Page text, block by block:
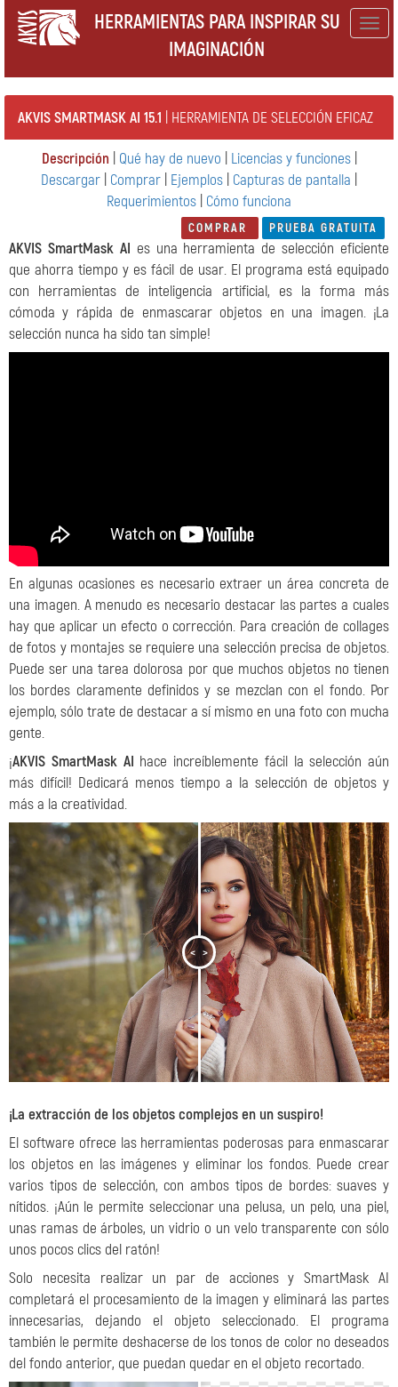
HERRAMIENTAS PARA INSPIRAR SU
IMAGINACIÓN
AKVIS SMARTMASK AI 15.1 | HERRAMIENTA DE SELECCIÓN EFICAZ
Descripción Qué hay de nuevo Licencias y funciones|
Descargar Comprar Ejemplos Capturas de pantalla
Requerimientos Cómo funciona
COMPRAR PRUEBA GRATUITA
AKVIS SmartMask AI es una herramienta de selección eficiente
que ahorra tiempo y es fácil de usar. El programa está equipado
con herramientas de inteligencia artificial, es la forma más
cómoda y rápida de enmascarar objetos en una imagen. ¡La
selección nunca ha sido tan simple!
En algunas ocasiones es necesario extraer un área concreta de
una imagen. A menudo es necesario destacar las partes a cuales
hay que aplicar un efecto o corrección. Para creación de collages
de fotos y montajes se requiere una selección precisa de objetos.
Puede ser una tarea dolorosa por que muchos objetos no tienen
los bordes claramente definidos y se mezclan con el fondo. Por
ejemplo, sólo trate de destacar a sí mismo en una foto con mucha
gente.
¡AKVIS SmartMask AI hace increíblemente fácil la selección aún
más difícil! Dedicará menos tiempo a la selección de objetos y
más a la creatividad.
< >
¡La extracción de los objetos complejos en un suspiro!
El software ofrece las herramientas poderosas para enmascarar
los objetos en las imágenes y eliminar los fondos. Puede crear
varios tipos de selección, con ambos tipos de bordes: suaves y
nítidos. ¡Aún le permite seleccionar una pelusa, un pelo, una piel,
unas ramas de árboles, un vidrio o un velo transparente con sólo
unos pocos clics del ratón!
Solo necesita realizar un par de acciones y SmartMask AI
completará el procesamiento de la imagen y eliminará las partes
innecesarias, dejando el objeto seleccionado. El programa
también le permite deshacerse de los tonos de color no deseados
del fondo anterior, que puedan quedar en el objeto recortado.